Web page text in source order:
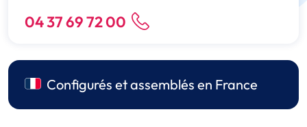
04 37 69 72 00
Configurés et assemblés en France